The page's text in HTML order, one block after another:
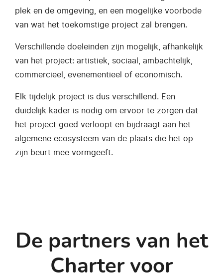
plek en de omgeving, en een mogelijke voorbode
van wat het toekomstige project zal brengen.
Verschillende doeleinden zijn mogelijk, afhankelijk
van het project: artistiek, sociaal, ambachtelijk,
commercieel, evenementieel of economisch.
Elk tijdelijk project is dus verschillend. Een
duidelijk kader is nodig om ervoor te zorgen dat
het project goed verloopt en bijdraagt aan het
algemene ecosysteem van de plaats die het op
zijn beurt mee vormgeeft.
De partners van het
Charter voor